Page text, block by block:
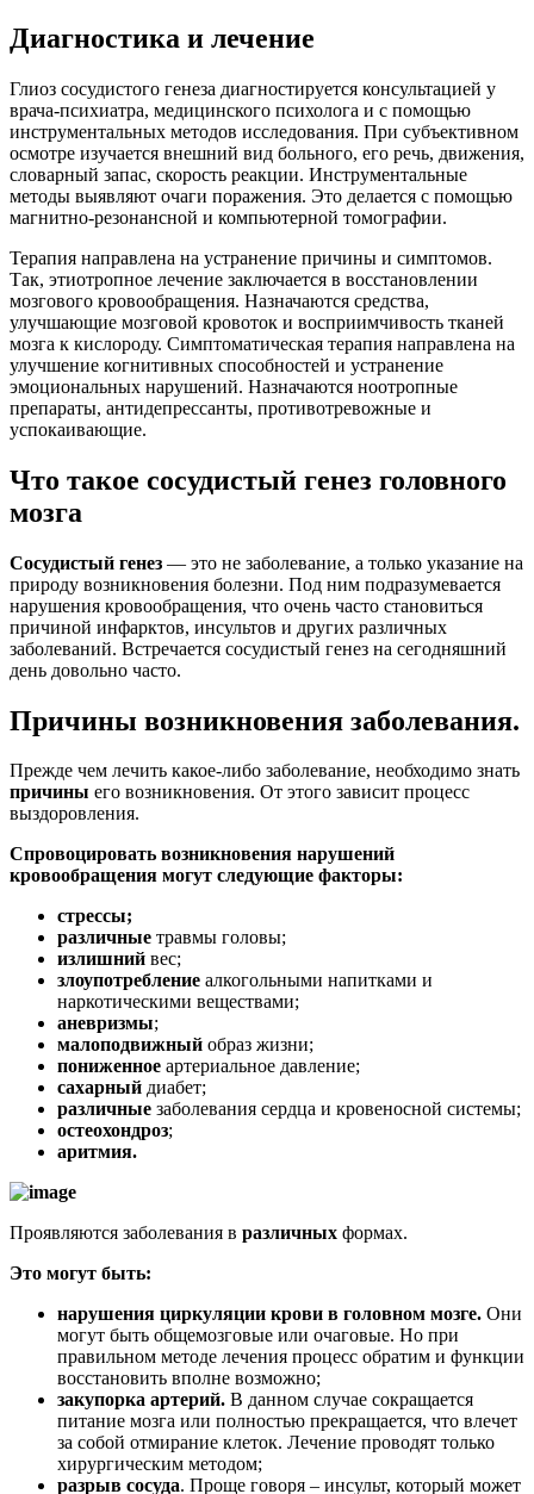
Диагностика и лечение
Глиоз сосудистого генеза диагностируется консультацией у
врача-психиатра, медицинского психолога и с помощью
инструментальных методов исследования. При субъективном
осмотре изучается внешний вид больного, его речь, движения,
словарный запас, скорость реакции. Инструментальные
методы выявляют очаги поражения. Это делается с помощью
магнитно-резонансной и компьютерной томографии.
Терапия направлена на устранение причины и симптомов.
Так, этиотропное лечение заключается в восстановлении
мозгового кровообращения. Назначаются средства,
улучшающие мозговой кровоток и восприимчивость тканей
мозга к кислороду. Симптоматическая терапия направлена на
улучшение когнитивных способностей и устранение
эмоциональных нарушений. Назначаются ноотропные
препараты, антидепрессанты, противотревожные и
успокаивающие.
Что такое сосудистый генез головного
мозга
Сосудистый генез — это не заболевание, а только указание на
природу возникновения болезни. Под ним подразумевается
нарушения кровообращения, что очень часто становиться
причиной инфарктов, инсультов и других различных
заболеваний. Встречается сосудистый генез на сегодняшний
день довольно часто.
Причины возникновения заболевания.
Прежде чем лечить какое-либо заболевание, необходимо знать
причины его возникновения. От этого зависит процесс
выздоровления.
Спровоцировать возникновения нарушений
кровообращения могут следующие факторы:
стрессы;
различные травмы головы;
излишний вес;
злоупотребление алкогольными напитками и
наркотическими веществами;
аневризмы;
малоподвижный образ жизни;
пониженное артериальное давление;
сахарный диабет;
различные заболевания сердца и кровеносной системы;
остеохондроз;
аритмия.
Проявляются заболевания в различных формах.
Это могут быть:
нарушения циркуляции крови в головном мозге. Они
могут быть общемозговые или очаговые. Но при
правильном методе лечения процесс обратим и функции
восстановить вполне возможно;
закупорка артерий. В данном случае сокращается
питание мозга или полностью прекращается, что влечет
за собой отмирание клеток. Лечение проводят только
хирургическим методом;
разрыв сосуда. Проще говоря – инсульт, который может